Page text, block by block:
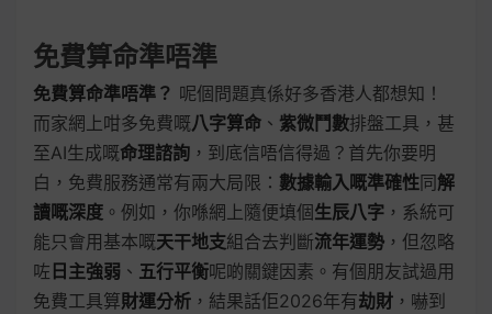
免費算命準唔準
免費算命準唔準？ 呢個問題真係好多香港人都想知！
而家網上咁多免費嘅八字算命 、 紫微鬥數排盤工具，甚
至AI生成嘅命理諮詢 ，到底信唔信得過？首先你要明
白，免費服務通常有兩大局限： 數據輸入嘅準確性同解
讀嘅深度 。例如，你喺網上隨便填個生辰八字 ，系統可
能只會用基本嘅天干地支組合去判斷流年運勢 ，但忽略
咗 日主強弱 、 五行平衡呢啲關鍵因素。有個朋友試過用
免費工具算財運分析 ，結果話佢2026年有劫財 ，嚇到